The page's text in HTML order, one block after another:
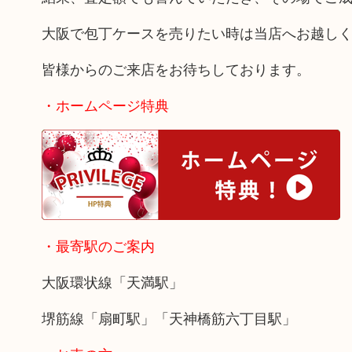
大阪で包丁ケースを売りたい時は当店へお越し
皆様からのご来店をお待ちしております。
・ホームページ特典
・最寄駅のご案内
大阪環状線「天満駅」
堺筋線「扇町駅」「天神橋筋六丁目駅」